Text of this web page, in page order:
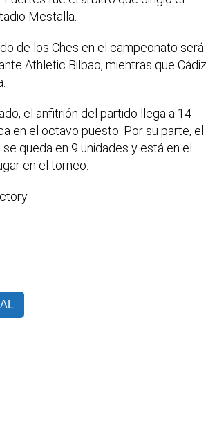
Mestalla.
de los Ches en el campeonato será
Athletic Bilbao, mientras que Cádiz
el anfitrión del partido llega a 14
en el octavo puesto. Por su parte, el
queda en 9 unidades y está en el
en el torneo.